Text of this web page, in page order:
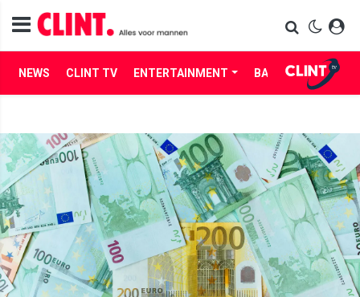
NEWS CLINT TV ENTERTAINMENT BABES LIFE